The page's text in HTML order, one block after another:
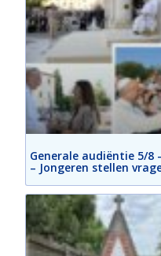
Generale audiëntie 5/8
– Jongeren stellen